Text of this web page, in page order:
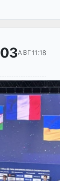
03АВГ11:18